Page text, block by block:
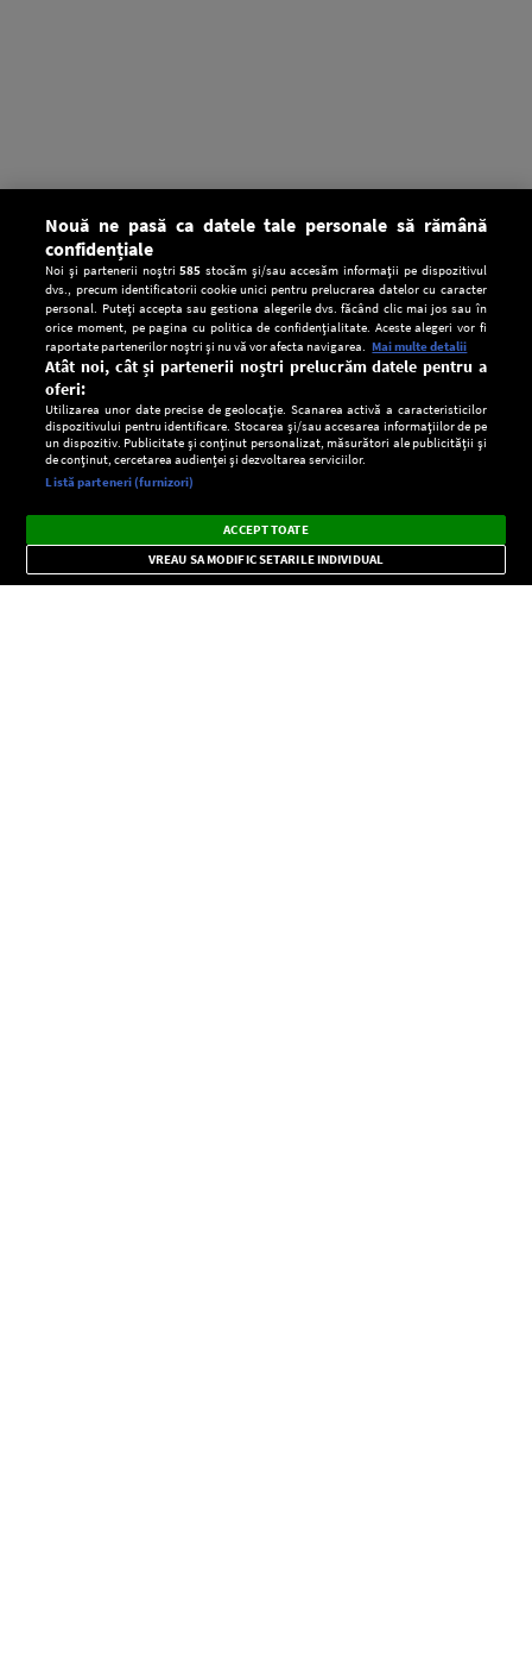
CONFIDENŢIALITATE
Setări:
Dark
Mode
Radio live, podcasturi, știri și alerte
importante.
×
Nouă ne pasă ca datele tale personale să rămână
confidențiale
Noi și partenerii noștri585 stocăm și/sau accesăm informații pe dispozitivul
dvs., precum identificatorii cookie unici pentru prelucrarea datelor cu caracter
personal. Puteți accepta sau gestiona alegerile dvs. făcând clic mai jos sau în
orice moment, pe pagina cu politica de confidențialitate. Aceste alegeri vor fi
raportate partenerilor noștri și nu vă vor afecta navigarea. Mai multe detalii
Atât noi, cât și partenerii noștri prelucrăm datele pentru a
oferi:
Utilizarea unor date precise de geolocație. Scanarea activă a caracteristicilor
dispozitivului pentru identificare. Stocarea și/sau accesarea informațiilor de pe
un dispozitiv. Publicitate și conținut personalizat, măsurători ale publicității și
de conținut, cercetarea audienței și dezvoltarea serviciilor.
Listă parteneri (furnizori)
ACCEPT TOATE
VREAU SA MODIFIC SETARILE INDIVIDUAL